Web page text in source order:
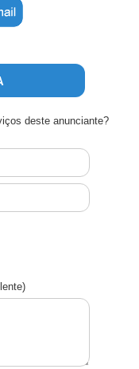
deste anunciante?